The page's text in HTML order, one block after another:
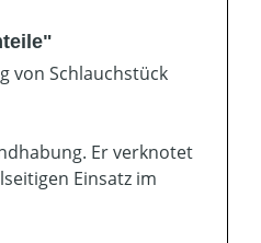
von Schlauchstück
Er verknotet
Einsatz im